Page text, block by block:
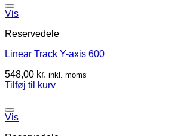
Vis
Reservedele
Linear Track Y-axis 600
548,00 kr. inkl. moms
Tilføj til kurv
Vis